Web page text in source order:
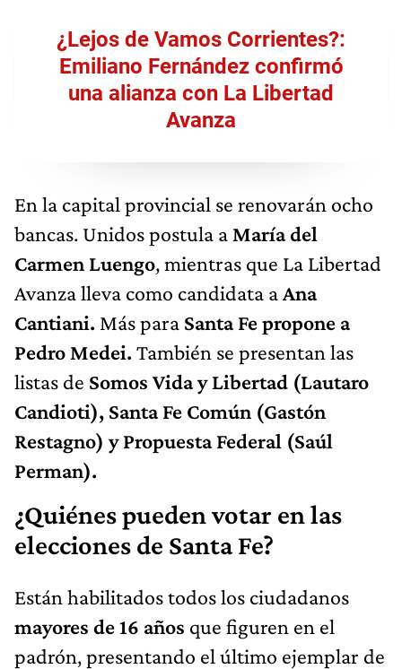
¿Lejos de Vamos Corrientes?:
Emiliano Fernández confirmó
una alianza con La Libertad
Avanza
En la capital provincial se renovarán ocho
bancas. Unidos postula a María del
Carmen Luengo, mientras que La Libertad
Avanza lleva como candidata aAna
Cantiani. Más para Santa Fe propone a
Pedro Medei. También se presentan las
listas de Somos Vida y Libertad (Lautaro
Candioti), Santa Fe Común (Gastón
Restagno) y Propuesta Federal (Saúl
Perman).
¿Quiénes pueden votar en las
elecciones de Santa Fe?
Están habilitados todos los ciudadanos
mayores de 16 años que figuren en el
padrón, presentando el último ejemplar de